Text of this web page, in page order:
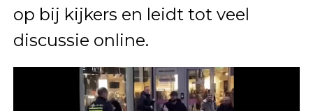
op bij kijkers en leidt tot veel
discussie online.